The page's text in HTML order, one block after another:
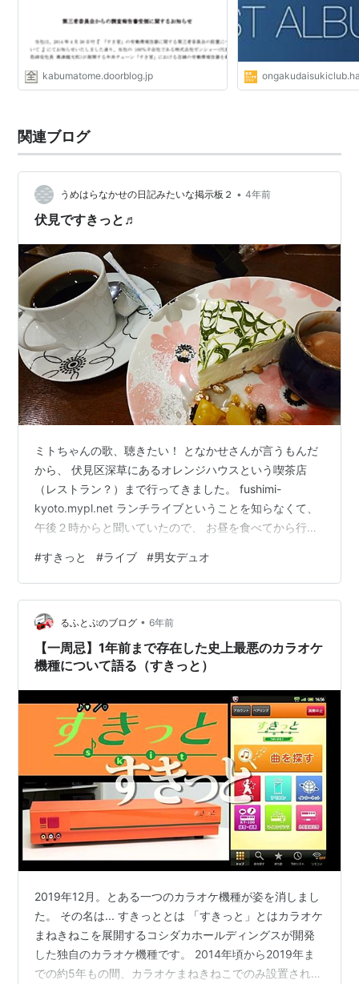
kabumatome.doorblog.jp
関連ブログ
うめはらなかせの日記みたいな掲示板２ • 4年前
伏見ですきっと♬
ミトちゃんの歌、聴きたい！ となかせさんが言うもんだ
から、 伏見区深草にあるオレンジハウスという喫茶店
（レストラン？）まで行ってきました。 fushimi-
kyoto.mypl.net ランチライブということを知らなくて、
午後２時からと聞いていたので、 お昼を食べてから行き
チャージ５００円） を注文するようにということで、こ
ちら。 あいにくお腹の調子が悪くて、ほとんど残してし
まいました。 もったいない！ ミトちゃんのバンドは「す
きっと」さんですね。 うめなかと同じ男女デュオです。
１５歳ほど年下で、結成６年らしいです。 ちなみにふた
りの後…
#すきっと #ライブ #男女デュオ
るふとぷのブログ • 6年前
【一周忌】1年前まで存在した史上最悪のカラオケ
機種について語る（すきっと）
2019年12月。とある一つのカラオケ機種が姿を消しまし
た。 その名は... すきっととは 「すきっと」とはカラオケ
まねきねこを展開するコシダカホールディングスが開発
した独自のカラオケ機種です。 2014年頃から2019年ま
での約5年もの間、カラオケまねきねこでのみ設置されて